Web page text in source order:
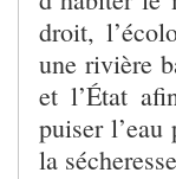
droit,
une rivière
et l’État
puiser
la